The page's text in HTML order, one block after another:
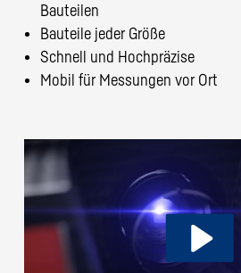
Bauteilen
Bauteile jeder Größe
Schnell und Hochpräzise
Mobil für Messungen vor Ort